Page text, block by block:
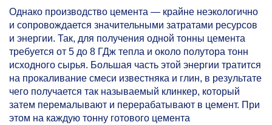
Однако производство цемента — крайне неэкологично
и сопровождается значительными затратами ресурсов
и энергии. Так, для получения одной тонны цемента
требуется от 5 до 8 ГДж тепла и около полутора тонн
исходного сырья. Большая часть этой энергии тратится
на прокаливание смеси известняка и глин, в результате
чего получается так называемый клинкер, который
затем перемалывают и перерабатывают в цемент. При
этом на каждую тонну готового цемента